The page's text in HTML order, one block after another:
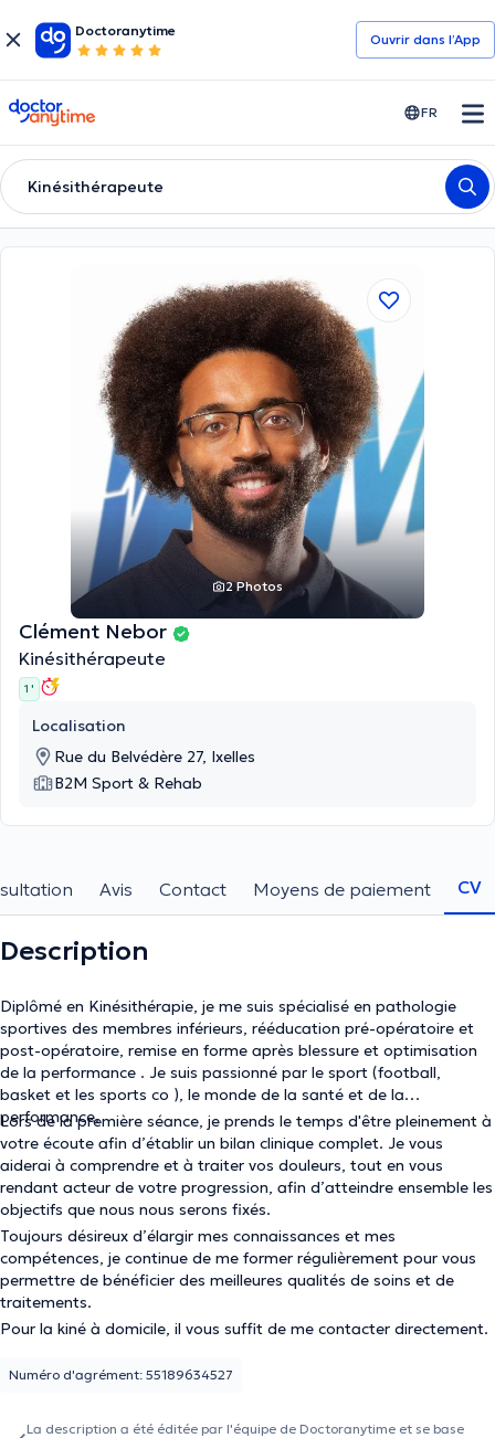
Doctoranytime
Ouvrir dans l’App
doctoranytime FR
Kinésithérapeute
2 Photos
Clément Nebor
Kinésithérapeute
1 '
Localisation
Rue du Belvédère 27, Ixelles
B2M Sport & Rehab
Avis Contact Moyens de paiement CV
Description
Diplômé en Kinésithérapie, je me suis spécialisé en pathologie
sportives des membres inférieurs, rééducation pré-opératoire et
post-opératoire, remise en forme après blessure et optimisation
de la performance . Je suis passionné par le sport (football,
basket et les sports co ), le monde de la santé et de la
performance.
Lors de la première séance, je prends le temps d'être pleinement à
votre écoute afin d’établir un bilan clinique complet. Je vous
aiderai à comprendre et à traiter vos douleurs, tout en vous
rendant acteur de votre progression, afin d’atteindre ensemble les
objectifs que nous nous serons fixés.
Toujours désireux d’élargir mes connaissances et mes
compétences, je continue de me former régulièrement pour vous
permettre de bénéficier des meilleures qualités de soins et de
traitements.
Pour la kiné à domicile, il vous suffit de me contacter directement.
Numéro d'agrément: 55189634527
La description a été éditée par l'équipe de Doctoranytime et se base